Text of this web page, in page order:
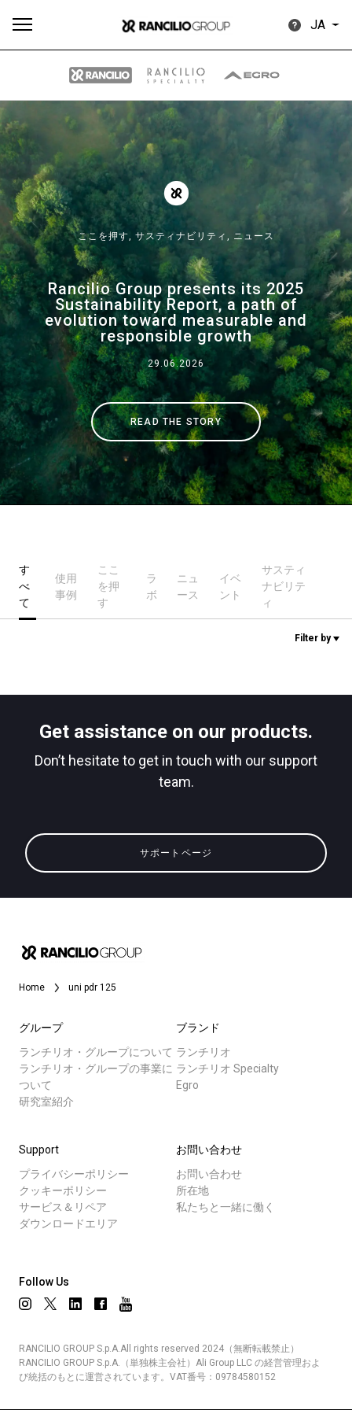
JA
ここを押す, サスティナビリティ, ニュース
Rancilio Group presents its 2025
Sustainability Report, a path of
evolution toward measurable and
responsible growth
29.06.2026
READ THE STORY
す
べ
て
使用
事例
ここ
を押
す
ラ
ボ
ニュ
ース
イベ
ント
サスティ
ナビリテ
ィ
Filter by
Get assistance on our products.
Don’t hesitate to get in touch with our support
team.
サポートページ
Home uni pdr 125
グループ
ランチリオ・グループについて
ランチリオ・グループの事業に
ついて
研究室紹介
ブランド
ランチリオ
ランチリオ Specialty
Egro
Support
プライバシーポリシー
クッキーポリシー
サービス＆リペア
ダウンロードエリア
お問い合わせ
お問い合わせ
所在地
私たちと一緒に働く
Follow Us
RANCILIO GROUP S.p.A.All rights reserved 2024（無断転載禁止）
RANCILIO GROUP S.p.A.（単独株主会社）Ali Group LLC の経営管理およ
び統括のもとに運営されています。VAT番号：09784580152
製品情報
ダウンロード
べ
て
製品
情報
ニュ
ース
Our brands
グループ
ニュース
歴史
サスティナビリティ
接続